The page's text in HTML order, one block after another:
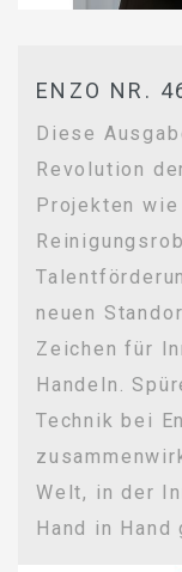
ENZO NR.
Diese
Revolution
Projekten
neuen
Zeichen für
Handeln.
Technik bei
Welt, in der
Hand in Hand